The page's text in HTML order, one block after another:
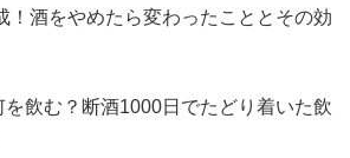
！酒をやめたら変わったこととその効
飲む？断酒1000日でたどり着いた飲